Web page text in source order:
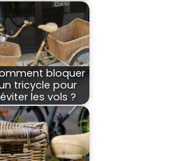
bloquer
tricycle pour
éviter les vols ?